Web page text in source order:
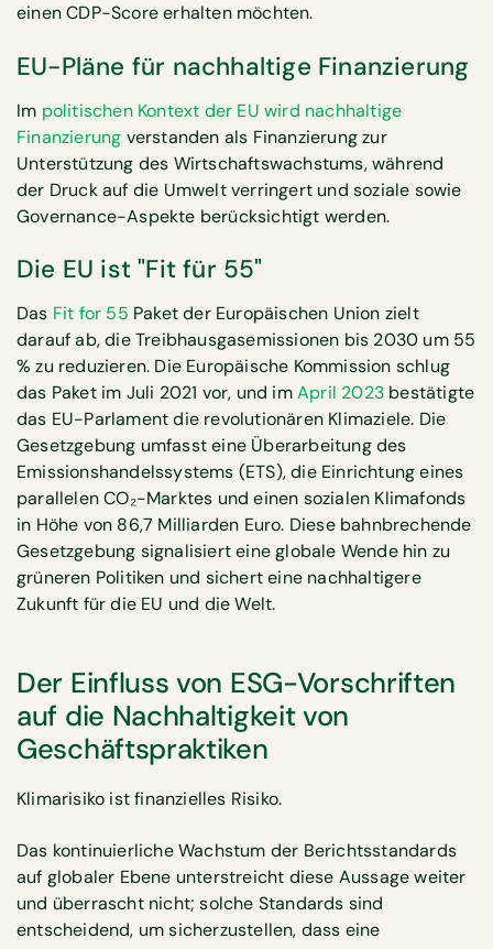
einen CDP-Score erhalten möchten.
EU-Pläne für nachhaltige Finanzierung
Im politischen Kontext der EU wird nachhaltige
Finanzierung verstanden als Finanzierung zur
Unterstützung des Wirtschaftswachstums, während
der Druck auf die Umwelt verringert und soziale sowie
Governance-Aspekte berücksichtigt werden.
Die EU ist "Fit für 55"
Das Fit for 55 Paket der Europäischen Union zielt
darauf ab, die Treibhausgasemissionen bis 2030 um 55
% zu reduzieren. Die Europäische Kommission schlug
das Paket im Juli 2021 vor, und imApril 2023 bestätigte
das EU-Parlament die revolutionären Klimaziele. Die
Gesetzgebung umfasst eine Überarbeitung des
Emissionshandelssystems (ETS), die Einrichtung eines
parallelen CO₂-Marktes und einen sozialen Klimafonds
in Höhe von 86,7 Milliarden Euro. Diese bahnbrechende
Gesetzgebung signalisiert eine globale Wende hin zu
grüneren Politiken und sichert eine nachhaltigere
Zukunft für die EU und die Welt.
Der Einfluss von ESG-Vorschriften
auf die Nachhaltigkeit von
Geschäftspraktiken
Klimarisiko ist finanzielles Risiko.
Das kontinuierliche Wachstum der Berichtsstandards
auf globaler Ebene unterstreicht diese Aussage weiter
und überrascht nicht; solche Standards sind
entscheidend, um sicherzustellen, dass eine